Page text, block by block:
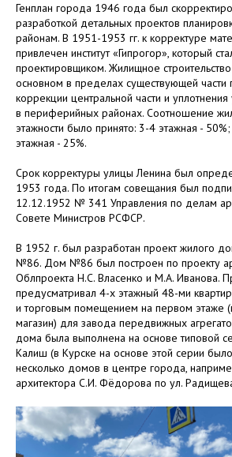
Генплан города 1946 года был
разработкой детальных проектов
районам. В 1951-1953 гг. к корректуре
привлечен институт «Гипрогор», который
проектировщиком. Жилищное
основном в пределах существующей части
коррекции центральной части и
в периферийных районах. Соотношение
этажности было принято: 3-4 этажная -
этажная - 25%.
Срок корректуры улицы Ленина был
1953 года. По итогам совещания был
12.12.1952 № 341 Управления по делам
Совете Министров РСФСР.
В 1952 г. был разработан проект жилого
№86. Дом №86 был построен по проекту
Облпроекта Н.С. Власенко и М.А. Иванова.
предусматривал 4-х этажный 48-ми
и торговым помещением на первом этаже
магазин) для завода передвижных
дома была выполнена на основе типовой
Калиш (в Курске на основе этой серии
несколько домов в центре города,
архитектора С.И. Фёдорова по ул.